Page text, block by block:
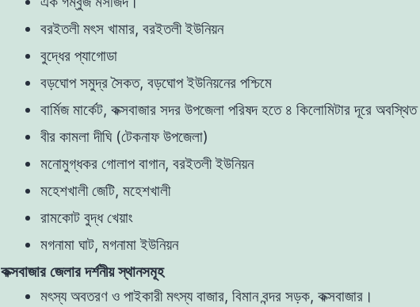
বরইতলী মৎস খামার, বরইতলী ইউনিয়ন
বুদ্ধের প্যাগোডা
বড়ঘোপ সমুদ্র সৈকত, বড়ঘোপ ইউনিয়নের পশ্চিমে
বার্মিজ মার্কেট, কক্সবাজার সদর উপজেলা পরিষদ হতে ৪ কিলোমিটার দূরে
বীর কামলা দীঘি (টেকনাফ উপজেলা)
মনোমুগ্ধকর গোলাপ বাগান, বরইতলী ইউনিয়ন
মহেশখালী জেটি, মহেশখালী
রামকোট বুদ্ধ খেয়াং
মগনামা ঘাট, মগনামা ইউনিয়ন
কক্সবাজার জেলার দর্শনীয় স্থানসমূহ
মৎস্য অবতরণ ও পাইকারী মৎস্য বাজার, বিমান বন্দর সড়ক, কক্সবাজার।